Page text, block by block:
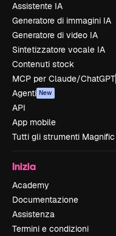
Assistente IA
Generatore di immagini IA
Generatore di video IA
Sintetizzatore vocale IA
Contenuti stock
MCP per Claude/ChatGPT
Agenti New
API
App mobile
Tutti gli strumenti Magnific
Inizia
Academy
Documentazione
Assistenza
Termini e condizioni